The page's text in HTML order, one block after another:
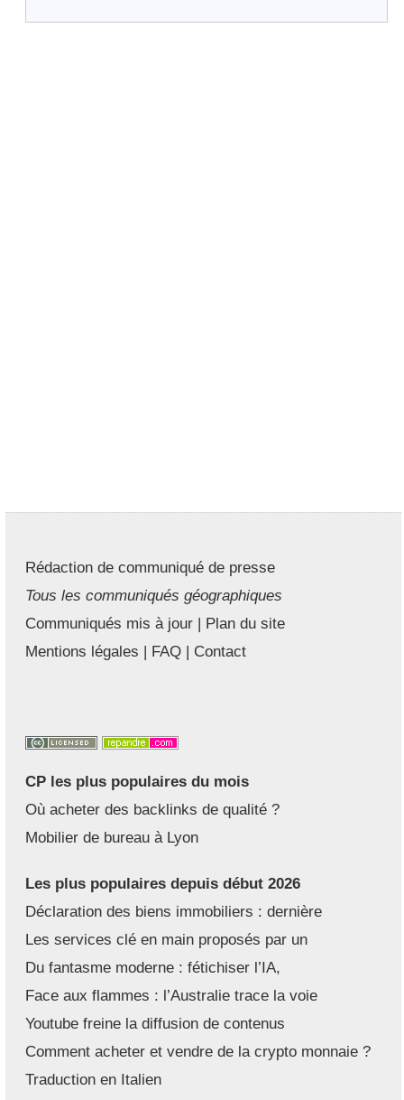
Rédaction de communiqué de presse
Tous les communiqués géographiques
Communiqués mis à jour | Plan du site
Mentions légales | FAQ | Contact
CP les plus populaires du mois
Où acheter des backlinks de qualité ?
Mobilier de bureau à Lyon
Les plus populaires depuis début 2026
Déclaration des biens immobiliers : dernière
Les services clé en main proposés par un
Du fantasme moderne : fétichiser l’IA,
Face aux flammes : l’Australie trace la voie
Youtube freine la diffusion de contenus
Comment acheter et vendre de la crypto monnaie ?
Traduction en Italien